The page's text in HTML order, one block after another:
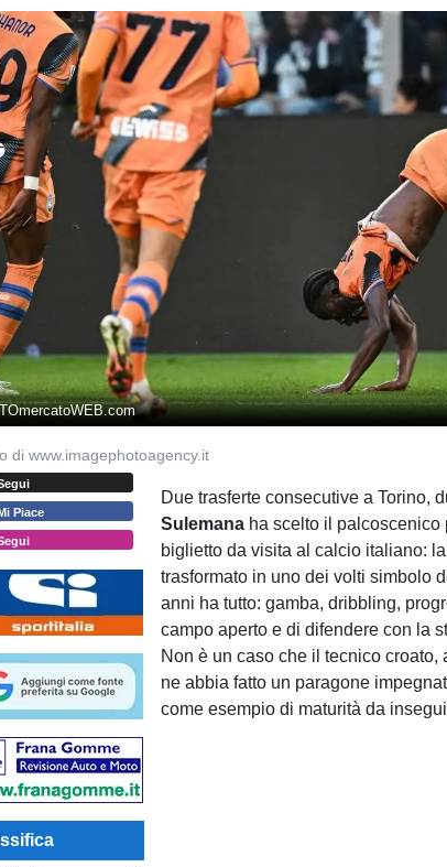
di www.imagephotoagency.it
Piace
Due trasferte consecutive a Torino,
Sulemana ha scelto il
biglietto da visita al calcio italiano:
trasformato in uno dei volti simbolo
anni ha tutto: gamba, dribbling,
campo aperto e di difendere con la
Non è un caso che il tecnico croato,
ne abbia fatto un paragone
come esempio di maturità da